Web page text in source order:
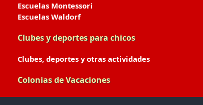
Escuelas Montessori
Escuelas Waldorf
Clubes y deportes para chicos
Clubes, deportes y otras actividades
Colonias de Vacaciones